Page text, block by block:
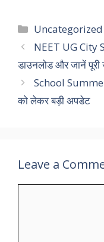
Categories
Uncategorized
NEET UG City
डाउनलोड और जानें पूरी
School
को लेकर बड़ी अपडेट
Leave a